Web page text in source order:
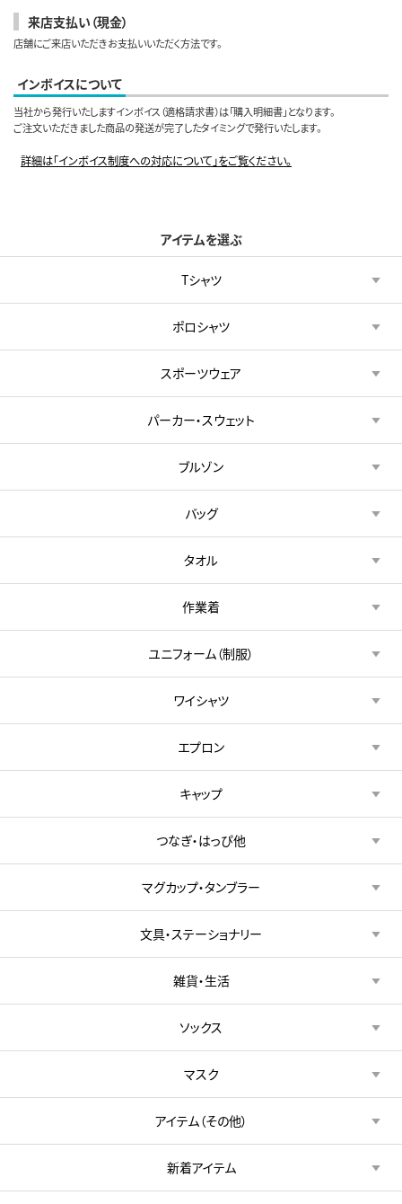
来店支払い（現金）
店舗にご来店いただきお支払いいただく方法です。
インボイスについて
当社から発行いたしますインボイス（適格請求書）は「購入明細書」となります。
ご注文いただきました商品の発送が完了したタイミングで発行いたします。
詳細は「インボイス制度への対応について」をご覧ください。
アイテムを選ぶ
Tシャツ
ポロシャツ
スポーツウェア
パーカー・スウェット
ブルゾン
バッグ
タオル
作業着
ユニフォーム（制服）
ワイシャツ
エプロン
キャップ
つなぎ・はっぴ他
マグカップ・タンブラー
文具・ステーショナリー
雑貨・生活
ソックス
マスク
アイテム（その他）
新着アイテム